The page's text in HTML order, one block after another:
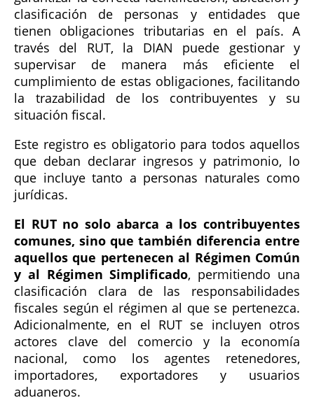
clasificación de personas y entidades que
tienen obligaciones tributarias en el país. A
través del RUT, la DIAN puede gestionar y
supervisar de manera más eficiente el
cumplimiento de estas obligaciones, facilitando
la trazabilidad de los contribuyentes y su
situación fiscal.
Este registro es obligatorio para todos aquellos
que deban declarar ingresos y patrimonio, lo
que incluye tanto a personas naturales como
jurídicas.
El RUT no solo abarca a los contribuyentes
comunes, sino que también diferencia entre
aquellos que pertenecen al Régimen Común
y al Régimen Simplificado, permitiendo una
clasificación clara de las responsabilidades
fiscales según el régimen al que se pertenezca.
Adicionalmente, en el RUT se incluyen otros
actores clave del comercio y la economía
nacional, como los agentes retenedores,
importadores, exportadores y usuarios
aduaneros.